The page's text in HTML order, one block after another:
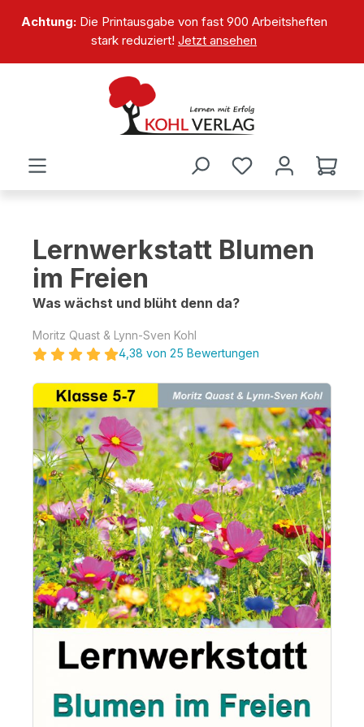
springen
Achtung:Die Printausgabe von fast 900 Arbeitsheften
stark reduziert! Jetzt ansehen
Lernwerkstatt Blumen
im Freien
Was wächst und blüht denn da?
Moritz Quast & Lynn-Sven Kohl
4,38 von 25 Bewertungen
Bildergalerie überspringen